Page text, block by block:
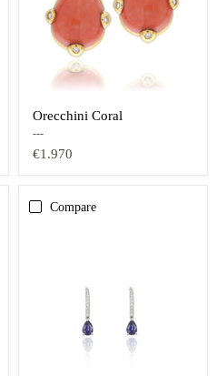
Orecchini Coral
---
€1.970
Compare